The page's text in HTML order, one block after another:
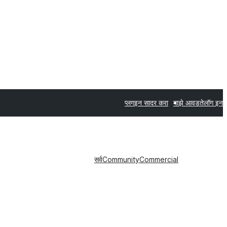
प्लगइन सादर करा माझे आवडतेलॉग इन
सर्वCommunityCommercial